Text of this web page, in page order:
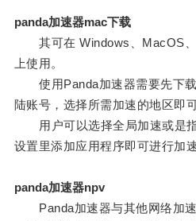
panda加速器mac下载
其可在 Windows、MacOS、
上使用。
使用Panda加速器需要先下载
陆账号，选择所需加速的地区即
用户可以选择全局加速或是指
设置里添加应用程序即可进行加速
panda加速器npv
Panda加速器与其他网络加速